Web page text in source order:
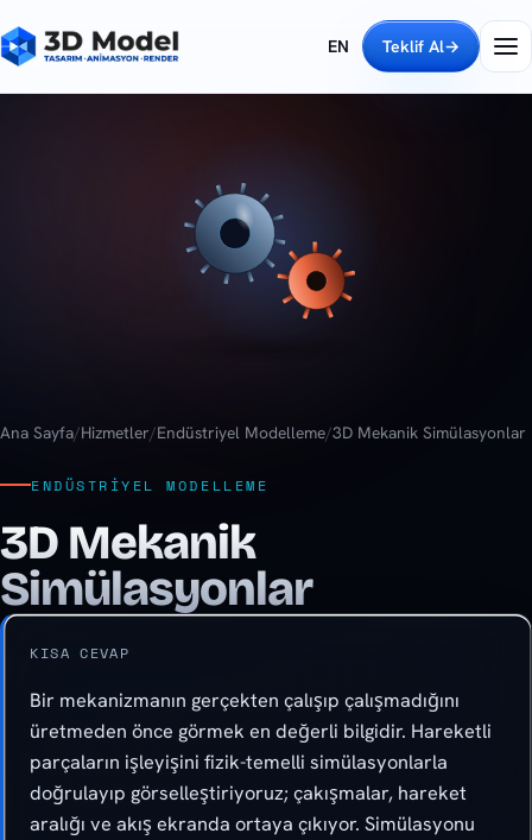
EN Teklif Al→
Ana Sayfa/Hizmetler/Endüstriyel Modelleme/3D Mekanik Simülasyonlar
ENDÜSTRIYEL MODELLEME
3D Mekanik
Simülasyonlar
KISA CEVAP
Bir mekanizmanın gerçekten çalışıp çalışmadığını
üretmeden önce görmek en değerli bilgidir. Hareketli
parçaların işleyişini fizik-temelli simülasyonlarla
doğrulayıp görselleştiriyoruz; çakışmalar, hareket
aralığı ve akış ekranda ortaya çıkıyor. Simülasyonu